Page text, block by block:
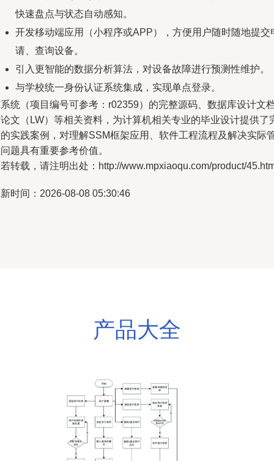
快速盘点与状态自动感知。
开发移动端应用（小程序或APP），方便用户随时随地提交
请、查询设备。
引入更智能的数据分析算法，对设备故障进行预测性维护。
与学校统一身份认证系统集成，实现单点登录。
统（项目编号可参考：r02359）的完整源码、数据库设计文
文（LW）等相关资料，为计算机相关专业的毕业设计提供了
实践案例，对理解SSM框架应用、软件工程流程及解决实际
题具有重要参考价值。
转载，请注明出处：http://www.mpxiaoqu.com/product/
时间：2026-08-08 05:30:46
产品大全